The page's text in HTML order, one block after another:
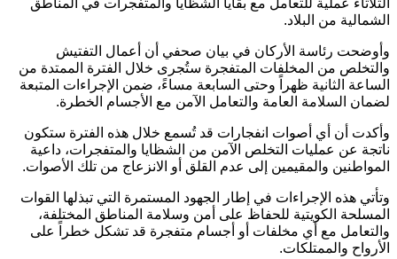
الثلاثاء عملية للتعامل مع بقايا الشظايا والمتفجرات في المناطق
الشمالية من البلاد.
وأوضحت رئاسة الأركان في بيان صحفي أن أعمال التفتيش
والتخلص من المخلفات المتفجرة ستُجرى خلال الفترة الممتدة من
الساعة الثانية ظهراً وحتى السابعة مساءً، ضمن الإجراءات المتبعة
لضمان السلامة العامة والتعامل الآمن مع الأجسام الخطرة.
وأكدت أن أي أصوات انفجارات قد تُسمع خلال هذه الفترة ستكون
ناتجة عن عمليات التخلص الآمن من الشظايا والمتفجرات، داعية
المواطنين والمقيمين إلى عدم القلق أو الانزعاج من تلك الأصوات.
وتأتي هذه الإجراءات في إطار الجهود المستمرة التي تبذلها القوات
المسلحة الكويتية للحفاظ على أمن وسلامة المناطق المختلفة،
والتعامل مع أي مخلفات أو أجسام متفجرة قد تشكل خطراً على
الأرواح والممتلكات.